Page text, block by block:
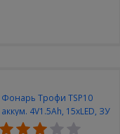
Фонарь Трофи TSP10
аккум. 4V1.5Ah, 15xLED, ЗУ
вилка 220V